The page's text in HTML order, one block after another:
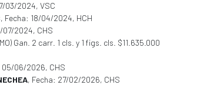
03/2024, VSC
, Fecha: 18/04/2024, HCH
07/2024, CHS
Gan. 2 carr. 1 cls. y 1 figs. cls. $11.635.000
05/06/2026, CHS
, Fecha: 27/02/2026, CHS